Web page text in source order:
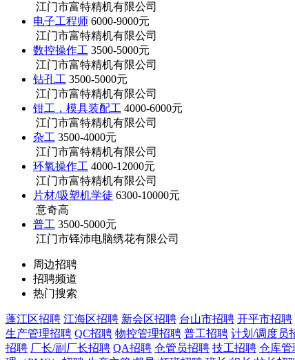
江门市富特精机有限公司
电子工程师 6000-9000元
江门市富特精机有限公司
数控操作工 3500-5000元
江门市富特精机有限公司
钻孔工 3500-5000元
江门市富特精机有限公司
钳工，模具装配工 4000-6000元
江门市富特精机有限公司
杂工 3500-4000元
江门市富特精机有限公司
环氧操作工 4000-12000元
江门市富特精机有限公司
片材/吸塑机学徒 6300-10000元
意奇高
普工 3500-5000元
江门市铎沛电脑绣花有限公司
周边招聘
招聘频道
热门搜索
蓬江区招聘 江海区招聘 新会区招聘 台山市招聘 开平市招聘
生产管理招聘 QC招聘 物控管理招聘 普工招聘 计划/调度员
招聘 厂长/副厂长招聘 QA招聘 仓管员招聘 技工招聘 仓库管